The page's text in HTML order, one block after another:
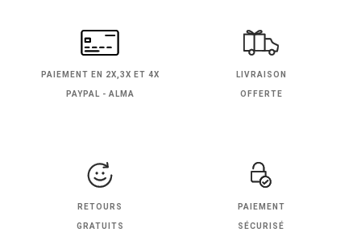
PAIEMENT EN 2X,3X ET 4X
PAYPAL - ALMA
LIVRAISON
OFFERTE
RETOURS
GRATUITS
PAIEMENT
SÉCURISÉ